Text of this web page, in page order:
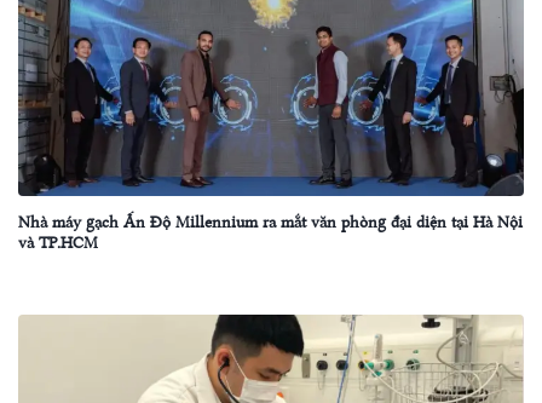
Nhà máy gạch Ấn Độ Millennium ra mắt văn phòng đại diện tại Hà Nội
và TP.HCM